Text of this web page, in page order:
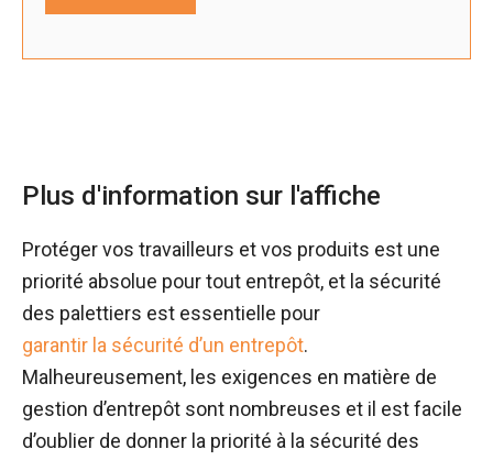
Plus d'information sur l'affiche
Protéger vos travailleurs et vos produits est une
priorité absolue pour tout entrepôt, et la sécurité
des palettiers est essentielle pour
garantir la sécurité d’un entrepôt.
Malheureusement, les exigences en matière de
gestion d’entrepôt sont nombreuses et il est facile
d’oublier de donner la priorité à la sécurité des